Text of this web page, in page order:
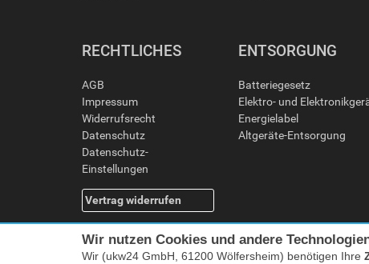
RECHTLICHES
AGB
Impressum
Widerrufsrecht
Datenschutz
Datenschutz-
Einstellungen
Vertrag widerrufen
ENTSORGUNG
Batteriegesetz
Elektro- und
Energielabel
Altgeräte-Entsorgung
Wir nutzen Cookies und andere
Wir (ukw24 GmbH, 61200 Wölfersheim) benötigen Ihre